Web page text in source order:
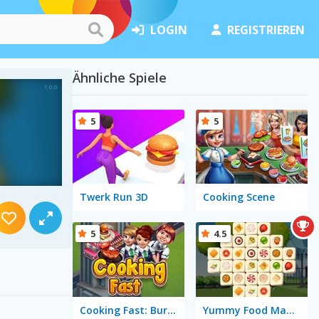
LOGIN REGISTRIEREN
Ähnliche Spiele
Twerk Run 3D
5
Cooking Scene
5
Cooking Fast: Burger & Hotdog
5
Yummy Food Mahjong
4.5